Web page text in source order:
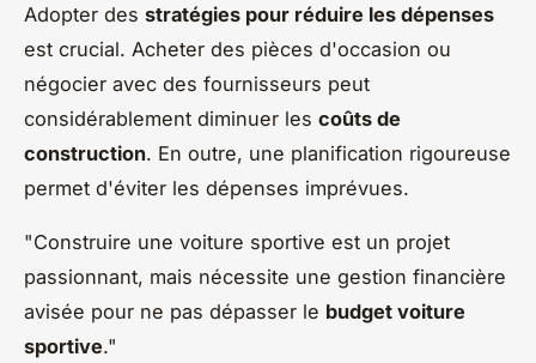
Adopter des stratégies pour réduire les dépenses
est crucial. Acheter des pièces d'occasion ou
négocier avec des fournisseurs peut
considérablement diminuer les coûts de
construction. En outre, une planification rigoureuse
permet d'éviter les dépenses imprévues.
"Construire une voiture sportive est un projet
passionnant, mais nécessite une gestion financière
avisée pour ne pas dépasser le budget voiture
sportive."